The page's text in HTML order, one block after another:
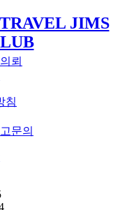
뢰
침
문의